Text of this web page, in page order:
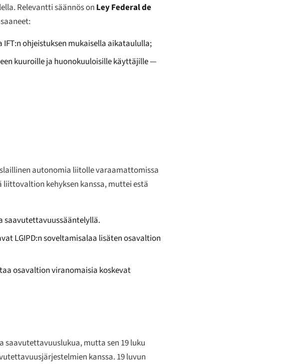
Relevantti säännös on Ley Federal de
ohjeistuksen mukaisella aikataululla;
kuuroille ja huonokuuloisille käyttäjille —
autonomia liitolle varaamattomissa
kehyksen kanssa, muttei estä
saavutettavuussääntelyllä.
LGIPD:n soveltamisalaa lisäten osavaltion
osavaltion viranomaisia koskevat
saavutettavuuslukua, mutta sen 19 luku
kanssa. 19 luvun